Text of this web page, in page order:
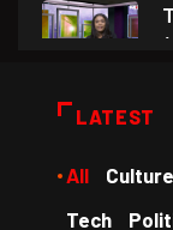
LATEST
All Culture
Tech